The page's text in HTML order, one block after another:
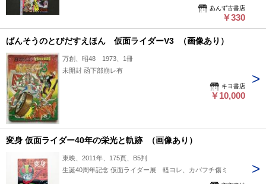
あんず古書店
￥330
ばんそうのとびだすえほん 仮面ライダーV3 （画像あり）
万創、昭48 1973、1冊
未開封 函下部崩レ有
キヨ書店
￥10,000
変身 仮面ライダー40年の栄光と軌跡 （画像あり）
東映、2011年、175頁、B5判
生誕40周年記念 仮面ライダー展 軽ヨレ、カバフチ傷ミ